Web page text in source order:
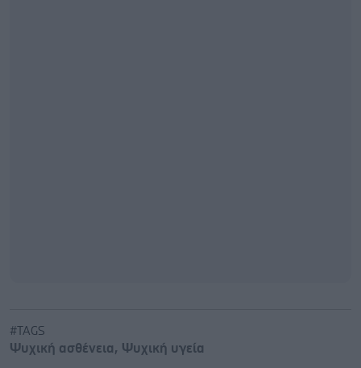
#TAGS
Ψυχική ασθένεια, Ψυχική υγεία